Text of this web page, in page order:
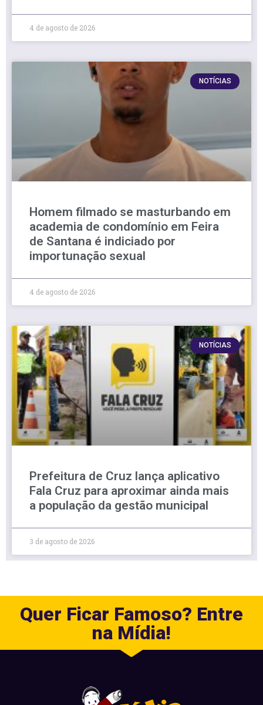
4 de agosto de 2026
NOTÍCIAS
Homem filmado se masturbando em
academia de condomínio em Feira
de Santana é indiciado por
importunação sexual
4 de agosto de 2026
NOTÍCIAS
Prefeitura de Cruz lança aplicativo
Fala Cruz para aproximar ainda mais
a população da gestão municipal
3 de agosto de 2026
Quer Ficar Famoso? Entre
na Mídia!